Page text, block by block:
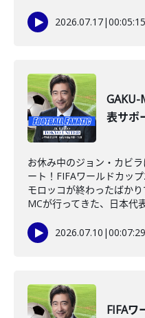
2026.07.17|00:05:15
GAKU-
表サポ
お休み中のジョン・カビ
ート！FIFAワールドカッ
モロッコが終わったばか
MCが行ってきた、日本代
2026.07.10 |00:07:29
FIFA